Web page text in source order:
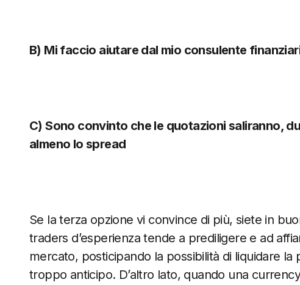
B) Mi faccio aiutare dal mio consulente
C) Sono convinto che le quotazioni saliranno,
almeno lo spread
Se la terza opzione vi convince di più, siete in
traders d’esperienza tende a prediligere e ad
mercato, posticipando la possibilità di liquidare
troppo anticipo. D’altro lato, quando una